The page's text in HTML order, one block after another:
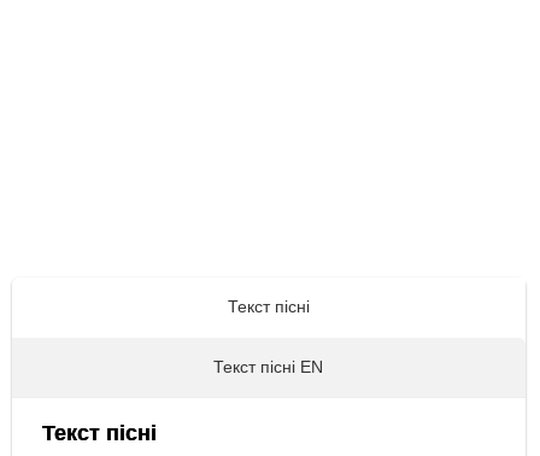
Текст пісні
Текст пісні EN
Текст пісні